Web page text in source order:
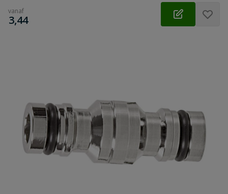
vanaf
€
3,44